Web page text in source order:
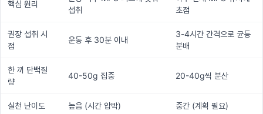
핵심 원리
섭취
초점
권장 섭취 시
점
운동 후 30분 이내
3-4시간 간격으로 균등
분배
한 끼 단백질
량
40-50g 집중 20-40g씩 분산
실천 난이도 높음 (시간 압박) 중간 (계획 필요)